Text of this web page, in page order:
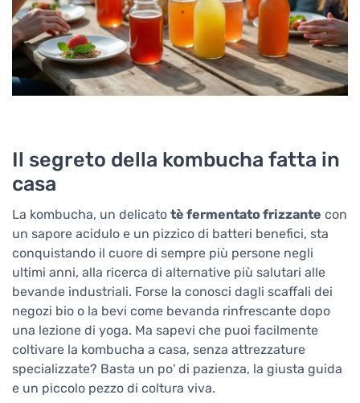
Il segreto della kombucha fatta in
casa
La kombucha, un delicato tè fermentato frizzante con
un sapore acidulo e un pizzico di batteri benefici, sta
conquistando il cuore di sempre più persone negli
ultimi anni, alla ricerca di alternative più salutari alle
bevande industriali. Forse la conosci dagli scaffali dei
negozi bio o la bevi come bevanda rinfrescante dopo
una lezione di yoga. Ma sapevi che puoi facilmente
coltivare la kombucha a casa, senza attrezzature
specializzate? Basta un po' di pazienza, la giusta guida
e un piccolo pezzo di coltura viva.